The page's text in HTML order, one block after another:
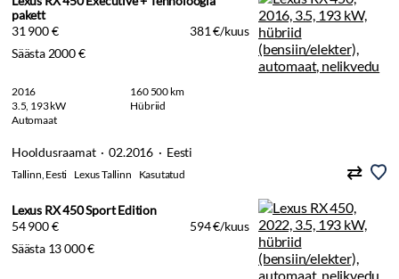
pakett
31 900 €
381 €/kuus
Säästa 2000 €
2016
160 500 km
3.5, 193 kW
Hübriid
Automaat
Hooldusraamat · 02.2016 · Eesti
Tallinn, Eesti Lexus Tallinn Kasutatud
Lexus RX 450 Sport Edition
54 900 €
594 €/kuus
Säästa 13 000 €